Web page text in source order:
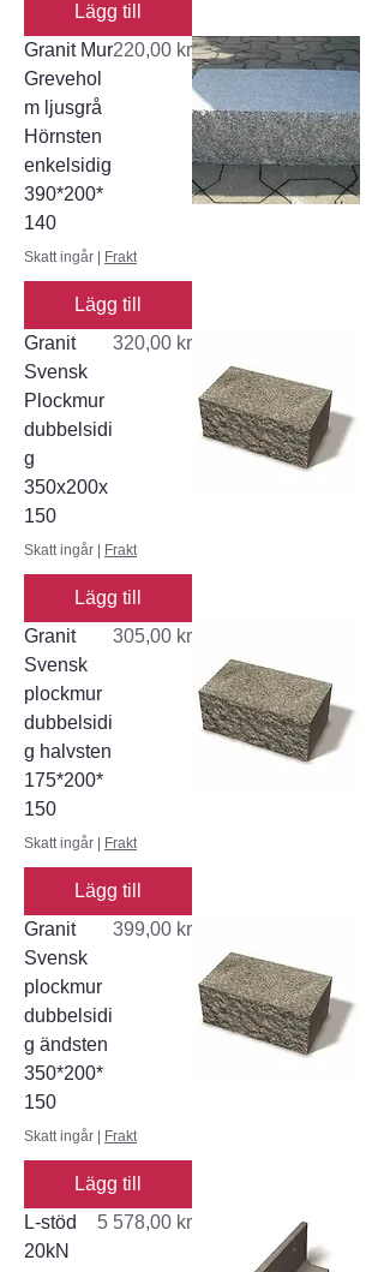
Lägg till
Granit Mur
Grevehol
m ljusgrå
Hörnsten
enkelsidig
390*200*
140
Pris
220,00 kr
Skatt ingår Frakt
Lägg till
Granit
Svensk
Plockmur
dubbelsidi
g
350x200x
150
Pris
320,00 kr
Skatt ingår Frakt
Lägg till
Granit
Svensk
plockmur
dubbelsidi
g halvsten
175*200*
150
Pris
305,00 kr
Skatt ingår Frakt
Lägg till
Granit
Svensk
plockmur
dubbelsidi
g ändsten
350*200*
150
Pris
399,00 kr
Skatt ingår Frakt
Lägg till
L-stöd
20kN
Pris
5 578,00 kr